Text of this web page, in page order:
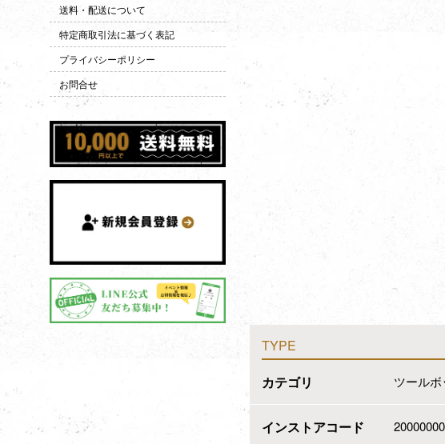
送料・配送について
特定商取引法に基づく表記
プライバシーポリシー
お問合せ
TYPE
カテゴリ
ツールボ
インストアコード